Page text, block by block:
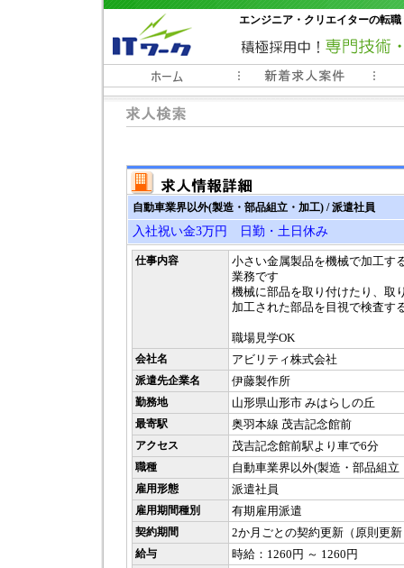
エンジニア・クリエイターの転
常時3000件以上の求人情報掲載中
自動車業界以外(製造・部品組立・加工) / 派遣社員
入社祝い金3万円 日勤・土日休み
仕事内容
小さい金属製品を機械で加工す
業務です
機械に部品を取り付けたり、取
加工された部品を目視で検査す
職場見学OK
会社名 アビリティ株式会社
派遣先企業名 伊藤製作所
勤務地 山形県山形市 みはらしの丘
最寄駅 奥羽本線 茂吉記念館前
アクセス 茂吉記念館前駅より車で6分
職種 自動車業界以外(製造・部品組立
雇用形態 派遣社員
雇用期間種別 有期雇用派遣
契約期間 2か月ごとの契約更新（原則更
給与 時給：1260円 ～ 1260円